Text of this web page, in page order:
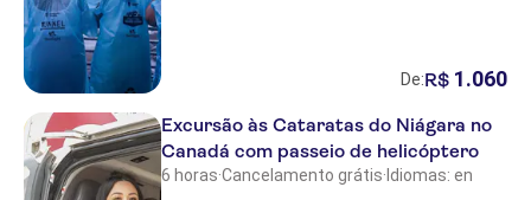
De:R$ 1.060
Excursão às Cataratas do Niágara no
Canadá com passeio de helicóptero
6 horas·Cancelamento grátis· Idiomas: en